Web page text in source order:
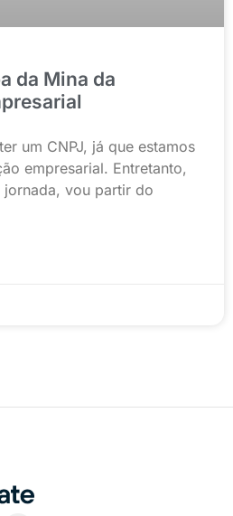
da Mina da
um CNPJ, já que estamos
empresarial. Entretanto,
jornada, vou partir do